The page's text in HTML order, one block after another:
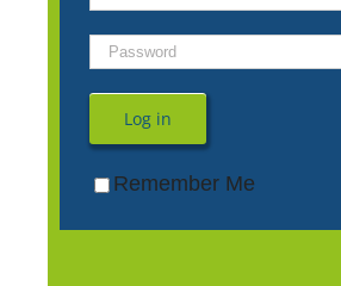
Log in
Remember Me